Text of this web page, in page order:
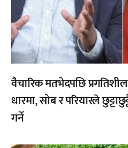
वैचारिक मतभेदपछि प्रगतिशील
धारमा, सोब र परियारले
गर्ने